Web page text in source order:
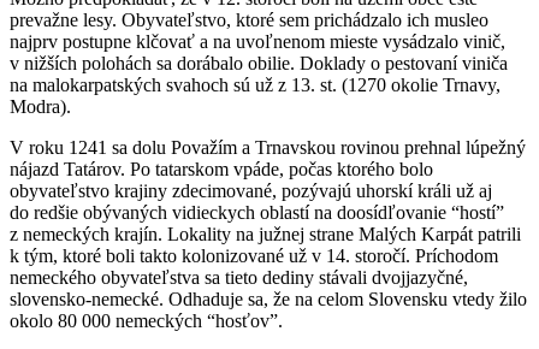
prevažne lesy. Obyvateľstvo, ktoré sem prichádzalo ich musleo
najprv postupne klčovať a na uvoľnenom mieste vysádzalo vinič,
v nižších polohách sa dorábalo obilie. Doklady o pestovaní viniča
na malokarpatských svahoch sú už z 13. st. (1270 okolie Trnavy,
Modra).
V roku 1241 sa dolu Považím a Trnavskou rovinou prehnal lúpežný
nájazd Tatárov. Po tatarskom vpáde, počas ktorého bolo
obyvateľstvo krajiny zdecimované, pozývajú uhorskí králi už aj
do redšie obývaných vidieckych oblastí na doosídľovanie “hostí”
z nemeckých krajín. Lokality na južnej strane Malých Karpát patrili
k tým, ktoré boli takto kolonizované už v 14. storočí. Príchodom
nemeckého obyvateľstva sa tieto dediny stávali dvojjazyčné,
slovensko-nemecké. Odhaduje sa, že na celom Slovensku vtedy žilo
okolo 80 000 nemeckých “hosťov”.